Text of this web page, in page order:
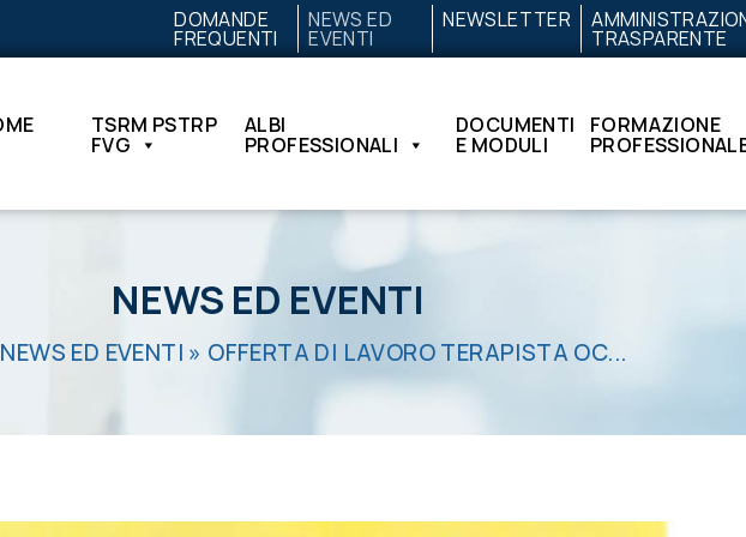
DOMANDE
FREQUENTI
NEWS ED
EVENTI
NEWSLETTER
TRASPARENTE
TSRM PSTRP
FVG
ALBI
PROFESSIONALI
DOCUMENTI
E MODULI
FORMAZIONE
NEWS ED EVENTI
NEWS ED EVENTI » OFFERTA DI LAVORO TERAPISTA OC...